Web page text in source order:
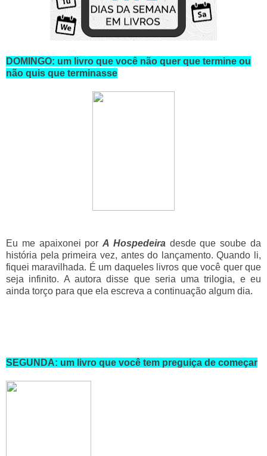
DOMINGO: um livro que você não quer que termine ou
não quis que terminasse
Eu me apaixonei porA Hospedeiradesde que soube da
história pela primeira vez, antes do lançamento. Quando li,
fiquei maravilhada. É um daqueles livros que você quer que
seja infinito. A autora disse que seria uma trilogia, e eu
ainda torço para que ela escreva a continuação algum dia.
SEGUNDA: um livro que você tem preguiça de começar